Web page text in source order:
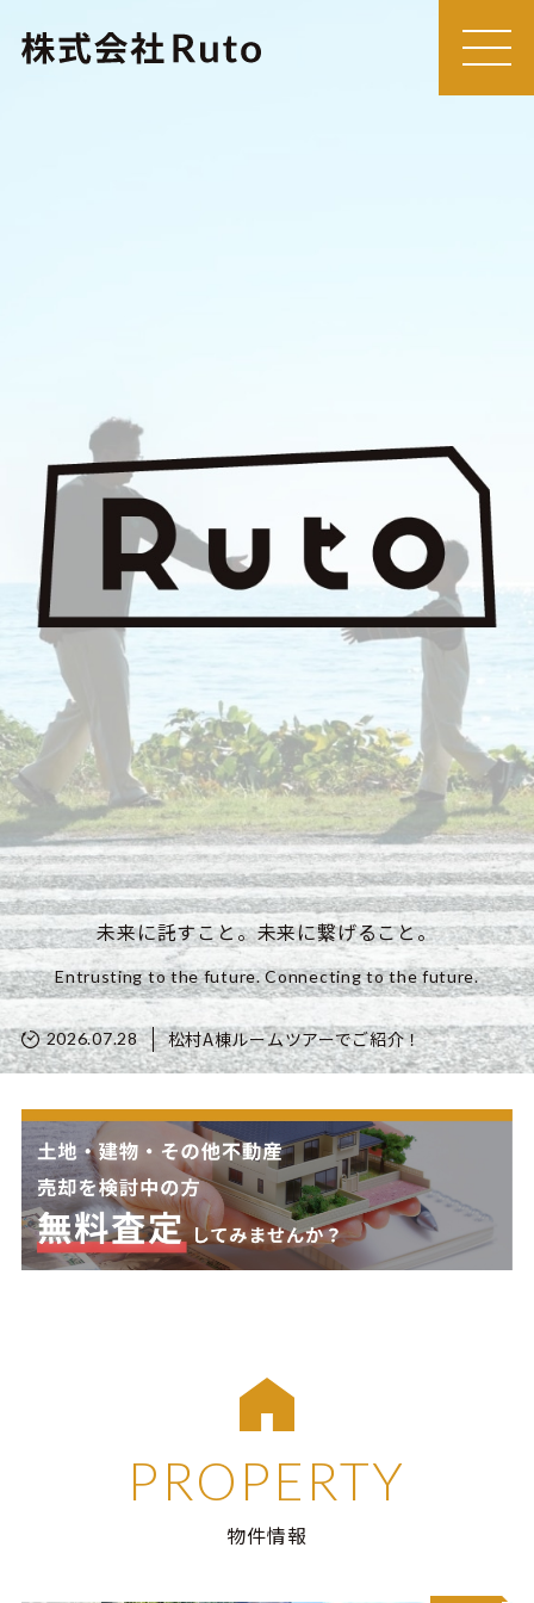
MEN
U
未来に託すこと。未来に繋げること。
Entrusting to the future. Connecting to the future.
2026.07.28 松村A棟ルームツアーでご紹介！
PROPERTY
物件情報